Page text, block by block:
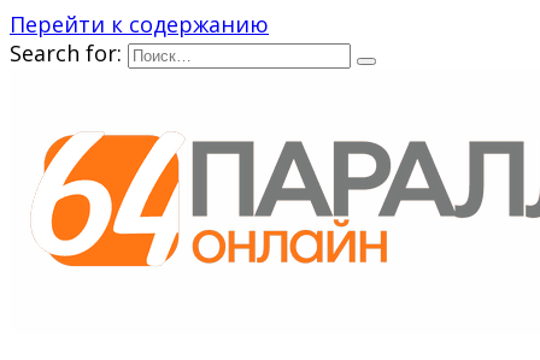
Перейти к содержанию
Search for: